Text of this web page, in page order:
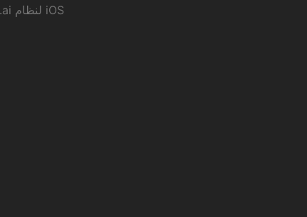
قم بتنزيل تطبيق GSong.ai لنظام iOS